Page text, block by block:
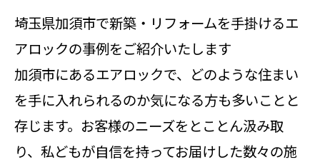
埼玉県加須市で新築・リフォームを手掛けるエ
アロックの事例をご紹介いたします
加須市にあるエアロックで、どのような住まい
を手に入れられるのか気になる方も多いことと
存じます。お客様のニーズをとことん汲み取
り、私どもが自信を持ってお届けした数々の施